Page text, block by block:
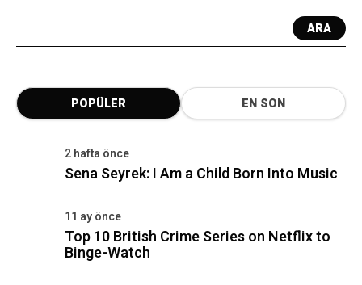
ARA
POPÜLER EN SON
2 hafta önce
Sena Seyrek: I Am a Child Born Into Music
11 ay önce
Top 10 British Crime Series on Netflix to
Binge-Watch